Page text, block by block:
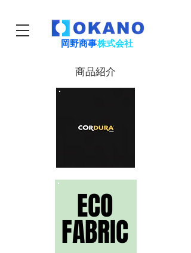
岡野商事株式会社
商品紹介
ECO
FABRIC
ECO
FABRIC